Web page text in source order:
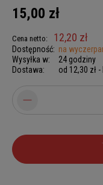
15,00 zł
Cena netto: 12,20 zł
Dostępność: na
Wysyłka w:
24 godziny
Dostawa:
od 12,30 zł -